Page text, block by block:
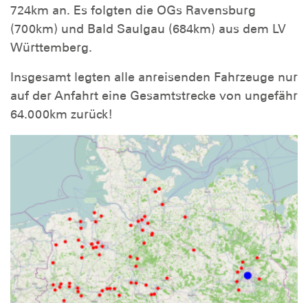
724km an. Es folgten die OGs Ravensburg
(700km) und Bald Saulgau (684km) aus dem LV
Württemberg.
Insgesamt legten alle anreisenden Fahrzeuge nur
auf der Anfahrt eine Gesamtstrecke von ungefähr
64.000km zurück!